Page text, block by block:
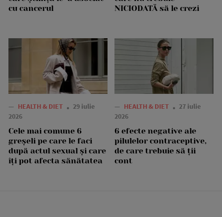
cu cancerul
NICIODATĂ să le crezi
— HEALTH & DIET
29 iulie
2026
Cele mai comune 6
greșeli pe care le faci
după actul sexual și care
îți pot afecta sănătatea
— HEALTH & DIET
27 iulie
2026
6 efecte negative ale
pilulelor contraceptive,
de care trebuie să ții
cont